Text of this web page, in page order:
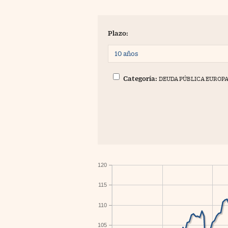
Plazo:
Categoría: DEUDA PÚBLICA EUROPA
105
110
115
120